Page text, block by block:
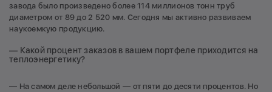
завода было произведено более 114 миллионов тонн труб
диаметром от 89 до 2 520 мм. Сегодня мы активно развиваем
наукоемкую продукцию.
— Какой процент заказов в вашем портфеле приходится на
теплоэнергетику?
— На самом деле небольшой — от пяти до десяти процентов. Но